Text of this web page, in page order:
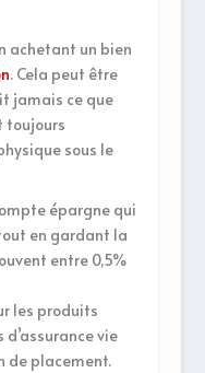
achetant un bien
. Cela peut être
jamais ce que
toujours
sous le
épargne qui
en gardant la
entre 0,5%
les produits
vie
de placement.